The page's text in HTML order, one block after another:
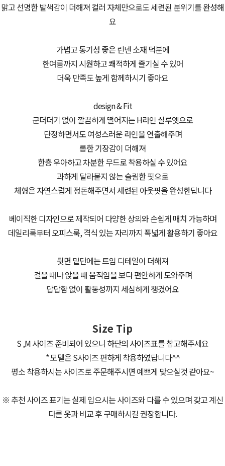
맑고 선명한 발색감이 더해져 컬러 자체만으로도 세련된 분위기를 완성해
요
가볍고 통기성 좋은 린넨 소재 덕분에
한여름까지 시원하고 쾌적하게 즐기실 수 있어
더욱 만족도 높게 함께하시기 좋아요
design & Fit
군더더기 없이 깔끔하게 떨어지는 H라인 실루엣으로
단정하면서도 여성스러운 라인을 연출해주며
롱한 기장감이 더해져
한층 우아하고 차분한 무드로 착용하실 수 있어요
과하게 달라붙지 않는 슬림한 핏으로
체형은 자연스럽게 정돈해주면서 세련된 아웃핏을 완성한답니다
베이직한 디자인으로 제작되어 다양한 상의와 손쉽게 매치 가능하며
데일리룩부터 오피스룩, 격식 있는 자리까지 폭넓게 활용하기 좋아요
뒷면 밑단에는 트임 디테일이 더해져
걸을 때나 앉을 때 움직임을 보다 편안하게 도와주며
답답함 없이 활동성까지 세심하게 챙겼어요
Size Tip
S ,M 사이즈 준비되어 있으니 하단의 사이즈표를 참고해주세요
* 모델은 S사이즈 편하게 착용하였답니다^^
평소 착용하시는 사이즈로 주문해주시면 예쁘게 맞으실것 같아요~
※ 추천 사이즈 표기는 실제 입으시는 사이즈와 다를 수 있으며 갖고 계신
다른 옷과 비교 후 구매하시길 권장합니다.